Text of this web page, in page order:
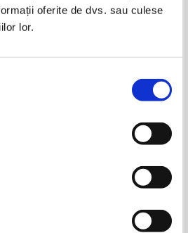
oferite de dvs. sau culese
lor.
Adaugă în coș
Lei